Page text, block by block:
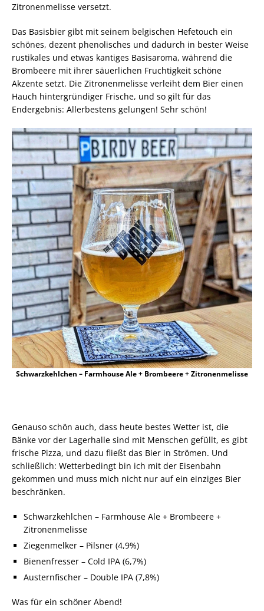
Zitronenmelisse versetzt.
Das Basisbier gibt mit seinem belgischen Hefetouch ein
schönes, dezent phenolisches und dadurch in bester Weise
rustikales und etwas kantiges Basisaroma, während die
Brombeere mit ihrer säuerlichen Fruchtigkeit schöne
Akzente setzt. Die Zitronenmelisse verleiht dem Bier einen
Hauch hintergründiger Frische, und so gilt für das
Endergebnis: Allerbestens gelungen! Sehr schön!
Schwarzkehlchen – Farmhouse Ale + Brombeere + Zitronenmelisse
Genauso schön auch, dass heute bestes Wetter ist, die
Bänke vor der Lagerhalle sind mit Menschen gefüllt, es gibt
frische Pizza, und dazu fließt das Bier in Strömen. Und
schließlich: Wetterbedingt bin ich mit der Eisenbahn
gekommen und muss mich nicht nur auf ein einziges Bier
beschränken.
Schwarzkehlchen – Farmhouse Ale + Brombeere +
Zitronenmelisse
Ziegenmelker – Pilsner (4,9%)
Bienenfresser – Cold IPA (6,7%)
Austernfischer – Double IPA (7,8%)
Was für ein schöner Abend!